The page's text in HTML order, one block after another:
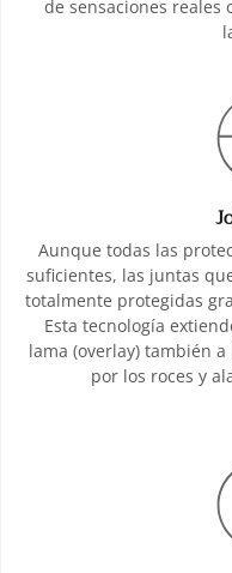
de sensaciones reales
Aunque todas las
suficientes, las juntas
totalmente protegidas
Esta tecnología
lama (overlay) también
por los roces y